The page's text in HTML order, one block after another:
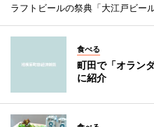
ラフトビールの祭典「大江戸ビー
食べる
町田で「オラン
に紹介